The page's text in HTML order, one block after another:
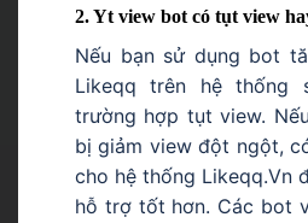
2. Yt view bot có tụt view
Nếu bạn sử dụng bot
Likeqq trên hệ
trường hợp tụt view.
bị giảm view đột ngột,
cho hệ thống Likeqq.Vn
hỗ trợ tốt hơn. Các bot